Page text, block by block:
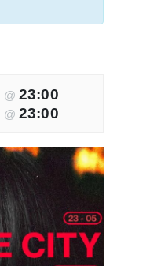
@23:00 –
@23:00